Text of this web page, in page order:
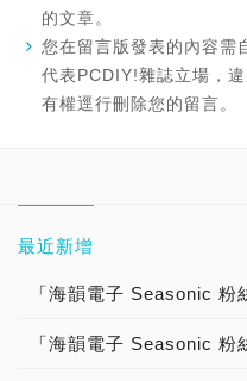
的文章。
您在留言版發表的內容需
代表PCDIY!雜誌立場，
有權逕行刪除您的留言。
最近新增